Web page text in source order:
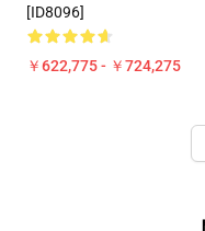
[ID8096]
￥622,775 - ￥724,275